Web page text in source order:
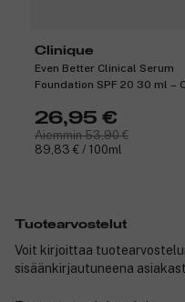
Clinique
Even Better Clinical Serum
Foundation SPF 20 30 ml –
26,95 €
Aiemmin 53,90 €
89,83 € / 100ml
Tuotearvostelut
Voit kirjoittaa
sisäänkirjautuneena